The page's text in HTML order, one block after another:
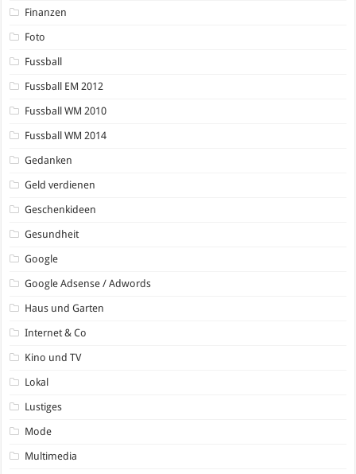
Finanzen
Foto
Fussball
Fussball EM 2012
Fussball WM 2010
Fussball WM 2014
Gedanken
Geld verdienen
Geschenkideen
Gesundheit
Google
Google Adsense / Adwords
Haus und Garten
Internet & Co
Kino und TV
Lokal
Lustiges
Mode
Multimedia